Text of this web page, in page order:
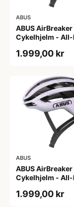
ABUS
ABUS
Cykelhjelm - All-
1.999,00 kr
ABUS
ABUS
Cykelhjelm - All-
1.999,00 kr